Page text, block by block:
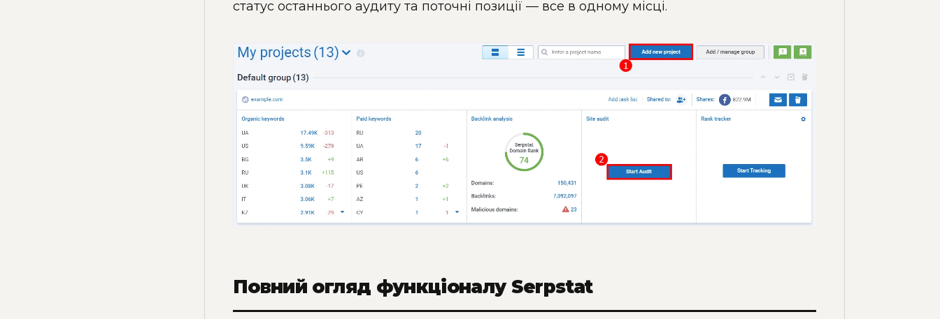
статус останнього аудиту та поточні позиції — все в одному місці.
Повний огляд функціоналу Serpstat